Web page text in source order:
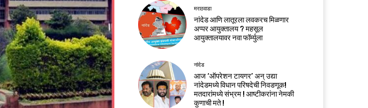
मराठवाडा
नांदेड आणि लातूरला लवकरच मिळणार
अप्पर आयुक्तालय ? महसूल
आयुक्तालयावर नवा फॉर्म्युला
नांदेड
आज ‘ऑपरेशन टायगर’ अन् उद्या
नांदेडमध्ये विधान परिषदेची निवडणूक!
मतदारांमध्ये संभ्रम ! आष्टीकरांना नेमकी
कुणाची मते !